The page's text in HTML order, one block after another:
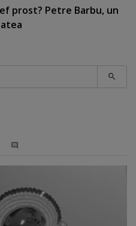
prost? Petre Barbu, un